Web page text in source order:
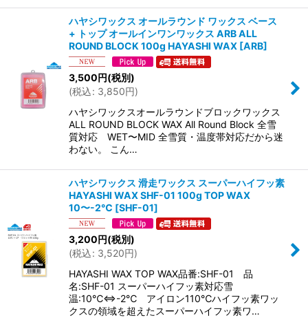
ハヤシワックス オールラウンド ワックス ベース
+ トップ オールインワンワックス ARB ALL
ROUND BLOCK 100g HAYASHI WAX [ARB]
3,500円(税別)
(税込: 3,850円)
ハヤシワックスオールラウンドブロックワックス
ALL ROUND BLOCK WAX All Round Block 全雪
質対応 WET〜MID 全雪質・温度帯対応だから迷
わない。 こん…
ハヤシワックス 滑走ワックス スーパーハイフッ素
HAYASHI WAX SHF-01 100g TOP WAX
10〜-2℃ [SHF-01]
3,200円(税別)
(税込: 3,520円)
HAYASHI WAX TOP WAX品番:SHF-01 品
名:SHF-01 スーパーハイフッ素対応雪
温:10℃⇔-2℃ アイロン110℃ハイフッ素ワッ
クスの領域を超えたスーパーハイフッ素ワ…